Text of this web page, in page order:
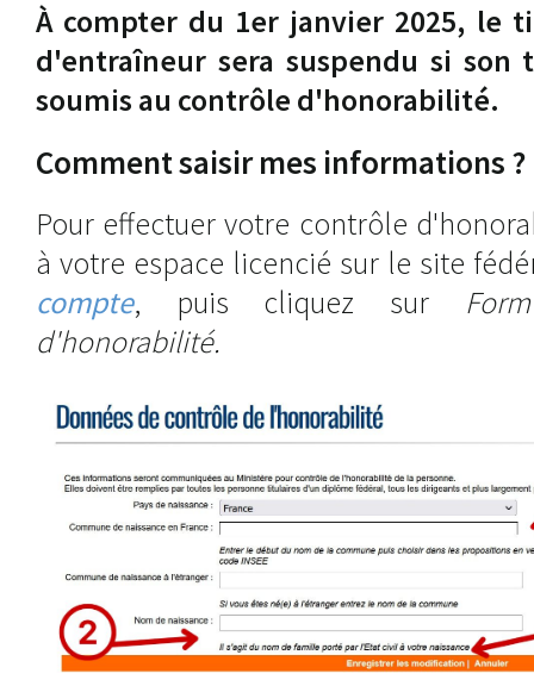
À compter du 1er janvier 2025, le
d'entraîneur sera suspendu si son
soumis au contrôle d'honorabilité.
Comment saisir mes informations ?
Pour effectuer votre contrôle
à votre espace licencié sur le site
compte, puis cliquez sur
d'honorabilité.